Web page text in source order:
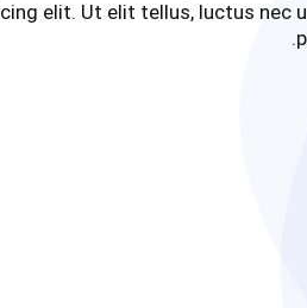
elit. Ut elit tellus, luctus nec